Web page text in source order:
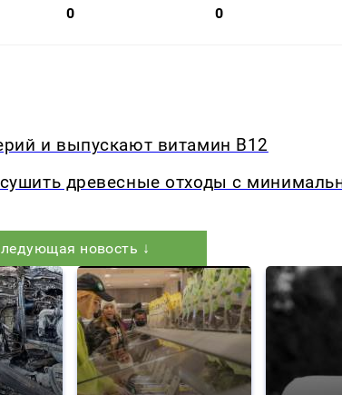
0 0
и выпускают витамин B12
древесные отходы с
новость ↓